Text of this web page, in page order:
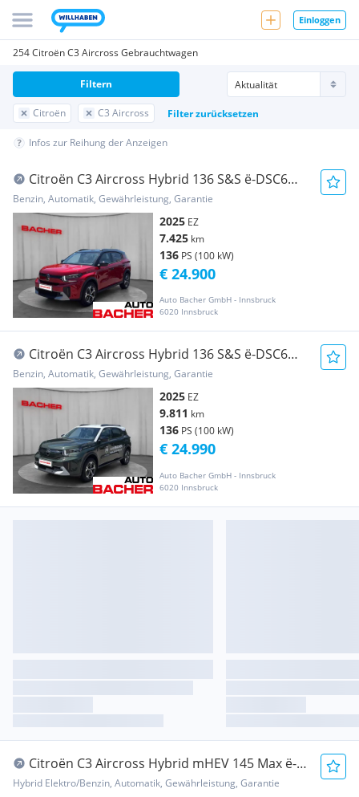
Einloggen
254 Citroën C3 Aircross Gebrauchtwagen
Citroën C3 Aircross Filter zurücksetzen
Filtern
Infos zur Reihung der Anzeigen
Citroën C3 Aircross Hybrid 136 S&S ë-DSC6
MAX
Benzin, Automatik, Gewährleistung, Garantie
2025 EZ
7.425 km
136 PS (100 kW)
Auto Bacher GmbH - Innsbruck
6020 Innsbruck
€ 24.900
Citroën C3 Aircross Hybrid 136 S&S ë-DSC6
MAX
Benzin, Automatik, Gewährleistung, Garantie
2025 EZ
9.811 km
136 PS (100 kW)
Auto Bacher GmbH - Innsbruck
6020 Innsbruck
€ 24.990
Citroën C3 Aircross Hybrid mHEV 145 Max ë-
DSC6
Hybrid Elektro/Benzin, Automatik, Gewährleistung, Garantie